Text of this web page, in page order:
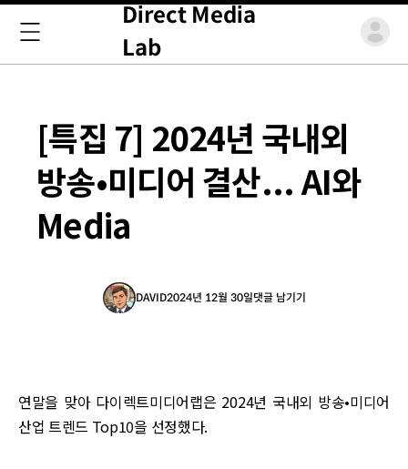
Direct Media
Lab
[특집 7] 2024년 국내외
방송•미디어 결산... AI와
Media
DAVID2024년 12월 30일댓글 남기기
연말을 맞아 다이렉트미디어랩은 2024년 국내외 방송•미디어
산업 트렌드 Top10을 선정했다.